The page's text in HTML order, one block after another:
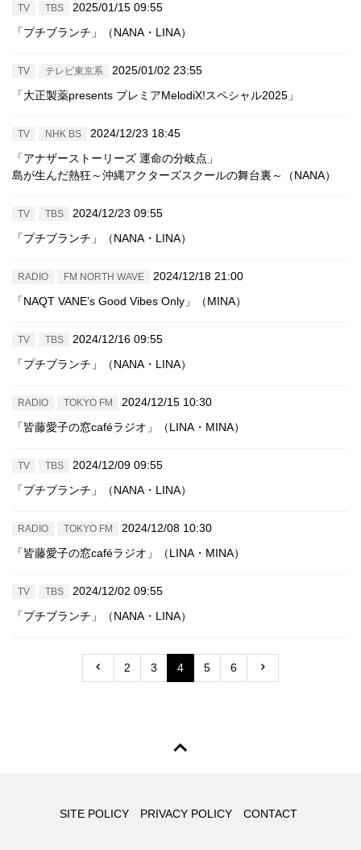
TV TBS
2025/01/15 09:55
「プチブランチ」（NANA・LINA）
TV テレビ東京系
2025/01/02 23:55
「大正製薬presents プレミアMelodiX!スペシャル2025」
TV NHK BS
2024/12/23 18:45
「アナザーストーリーズ 運命の分岐点」
島が生んだ熱狂～沖縄アクターズスクールの舞台裏～（NANA）
TV TBS
2024/12/23 09:55
「プチブランチ」（NANA・LINA）
RADIO FM NORTH WAVE
2024/12/18 21:00
「NAQT VANE’s Good Vibes Only」（MINA）
TV TBS
2024/12/16 09:55
「プチブランチ」（NANA・LINA）
RADIO TOKYO FM
2024/12/15 10:30
「皆藤愛子の窓caféラジオ」（LINA・MINA）
TV TBS
2024/12/09 09:55
「プチブランチ」（NANA・LINA）
RADIO TOKYO FM
2024/12/08 10:30
「皆藤愛子の窓caféラジオ」（LINA・MINA）
TV TBS
2024/12/02 09:55
「プチブランチ」（NANA・LINA）
2 3 4 5 6
SITE POLICY PRIVACY POLICY CONTACT